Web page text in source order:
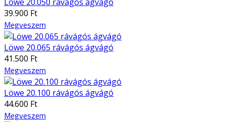
39.900 Ft
Megveszem
Löwe 20.065 rávágós ágvágó
41.500 Ft
Megveszem
Löwe 20.100 rávágós ágvágó
44.600 Ft
Megveszem